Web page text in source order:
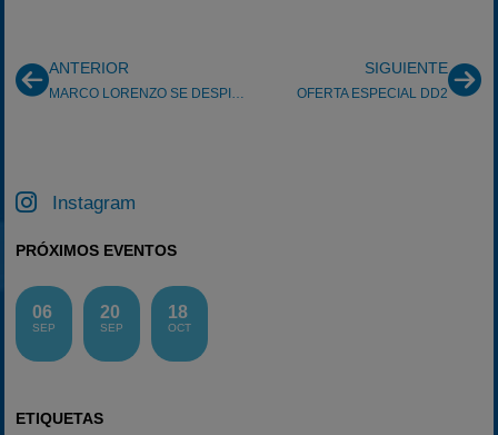
ANTERIOR SIGUIENTE
OFERTA ESPECIAL DD2
Instagram
PRÓXIMOS EVENTOS
06
SEP
20
SEP
18
OCT
ETIQUETAS